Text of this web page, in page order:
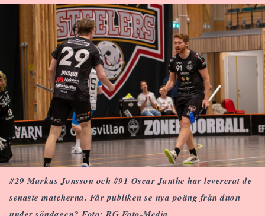
#29 Markus Jonsson och #91 Oscar Janthe har levererat de
senaste matcherna. Får publiken se nya poäng från duon